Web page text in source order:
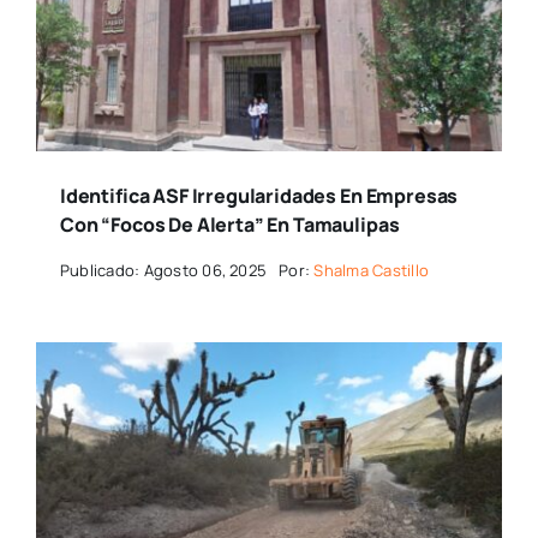
Identifica ASF Irregularidades En Empresas
Con “focos De Alerta” En Tamaulipas
Publicado: Agosto 06, 2025 Por:Shalma Castillo